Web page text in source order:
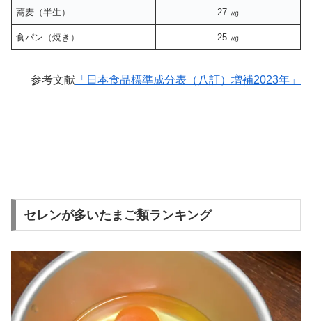
蕎麦（半生） 27 ㎍
食パン（焼き） 25 ㎍
参考文献 「日本食品標準成分表（八訂）増補2023年」
セレンが多いたまご類ランキング